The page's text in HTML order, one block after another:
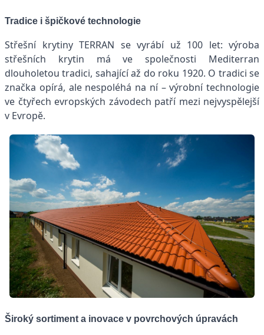
Tradice i špičkové technologie
Střešní krytiny TERRAN se vyrábí už 100 let: výroba
střešních krytin má ve společnosti Mediterran
dlouholetou tradici, sahající až do roku 1920. O tradici se
značka opírá, ale nespoléhá na ní – výrobní technologie
ve čtyřech evropských závodech patří mezi nejvyspělejší
v Evropě.
Široký sortiment a inovace v povrchových úpravách